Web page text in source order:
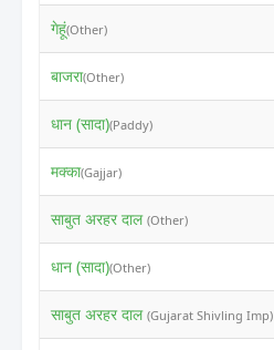
गेहूं(Other)
बाजरा(Other)
धान (सादा)(Paddy)
मक्का(Gajjar)
साबुत अरहर दाल (Other)
धान (सादा)(Other)
साबुत अरहर दाल (Gujarat Shivling Imp)